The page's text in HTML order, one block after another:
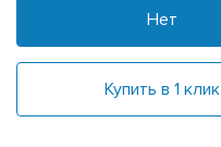
Нет
Купить в 1 клик